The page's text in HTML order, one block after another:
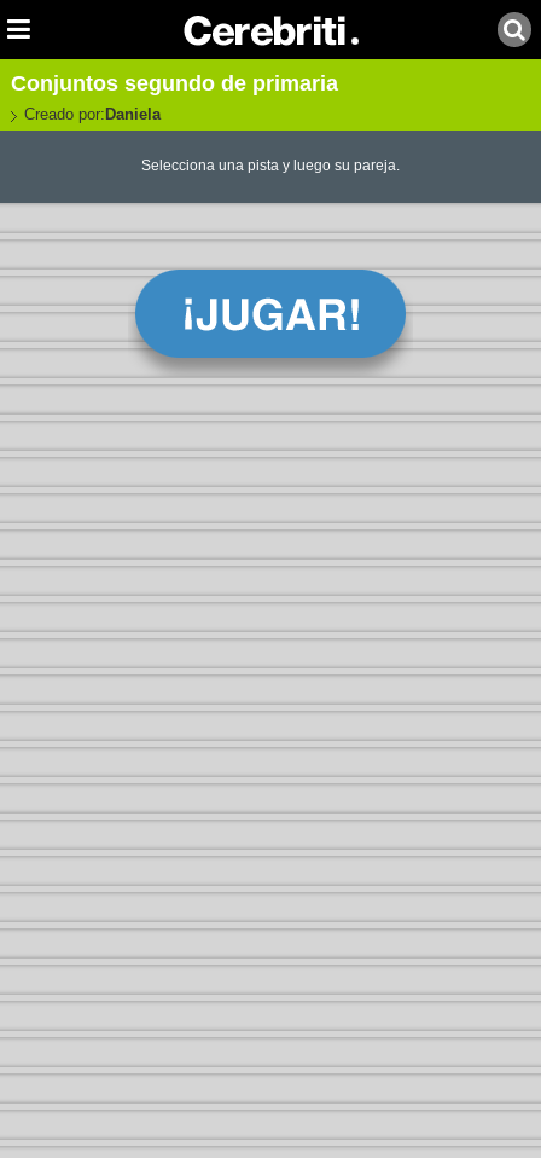
Conjuntos segundo de primaria
Creado por: Daniela
Selecciona una pista y luego su pareja.